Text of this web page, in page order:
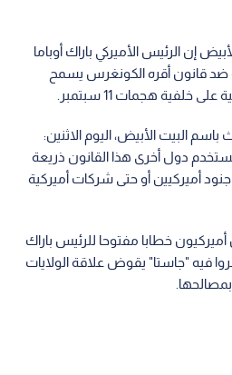
إن الرئيس الأميركي باراك أوباما
قانون أقره الكونغرس يسمح
خلفية هجمات 11 سبتمبر.
البيت الأبيض، اليوم الاثنين:
دول أخرى هذا القانون ذريعة
أميركيين أو حتى شركات أميركية
خطابا مفتوحا للرئيس باراك
فيه "جاستا" يقوض علاقة الولايات